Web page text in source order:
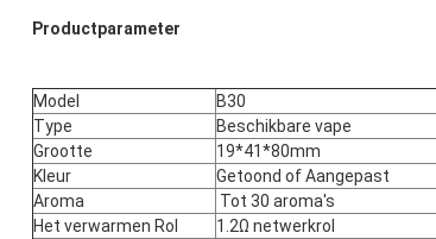
Productparameter
Model
B30
Type
Beschikbare vape
Grootte
19*41*80mm
Kleur
Getoond of Aangepast
Aroma
Tot 30 aroma's
Het verwarmen Rol
1.2Ω netwerkrol